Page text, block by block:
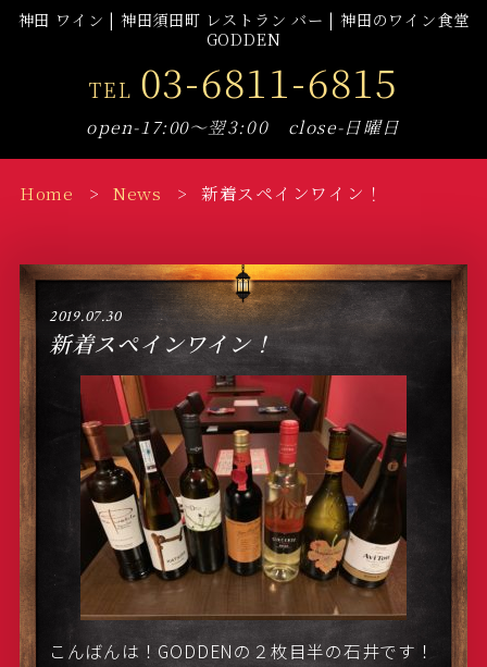
神田 ワイン | 神田須田町 レストラン バー | 神田のワイン食堂
GODDEN
TEL 03-6811-6815
open-17:00～翌3:00 close-日曜日
Home News 新着スペインワイン！
2019.07.30
新着スペインワイン！
こんばんは！GODDENの２枚目半の石井です！